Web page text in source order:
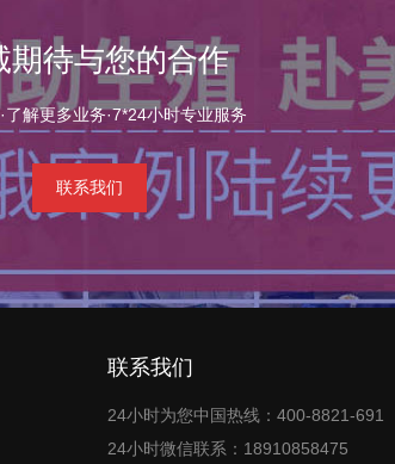
期待与您的合作
了解更多业务·7*24小时专业服务
联系我们
联系我们
24小时为您中国热线：400-8821-691
24小时微信联系：18910858475